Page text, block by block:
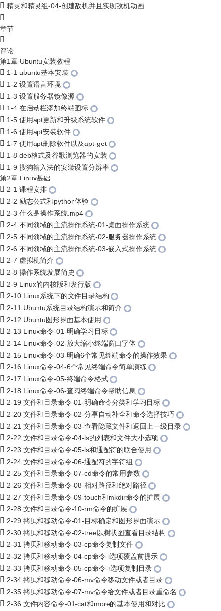
精灵和精灵组-04-创建敌机并且实现敌机动画
章节
评论
第1章 Ubuntu安装教程
1-1 ubuntu基本安装
1-2 设置语言环境
1-3 设置服务器镜像源
1-4 在启动栏添加终端图标
1-5 使用apt更新和升级系统软件
1-6 使用apt安装软件
1-7 使用apt删除软件以及apt-get
1-8 deb格式及谷歌浏览器的安装
1-9 搜狗输入法的安装设置分辨率
第2章 Linux基础
2-1 课程安排
2-2 励志公式和python体验
2-3 什么是操作系统.mp4
2-4 不同领域的主流操作系统-01-桌面操作系统
2-5 不同领域的主流操作系统-02-服务器操作系统
2-6 不同领域的主流操作系统-03-嵌入式操作系统
2-7 虚拟机简介
2-8 操作系统发展简史
2-9 Linux的内核版和发行版
2-10 Linux系统下的文件目录结构
2-11 Ubuntu系统目录结构演示和简介
2-12 Ubuntu图形界面基本使用
2-13 Linux命令-01-明确学习目标
2-14 Linux命令-02-放大缩小终端窗口字体
2-15 Linux命令-03-明确6个常见终端命令的操作效果
2-16 Linux命令-04-6个常见终端命令简单演练
2-17 Linux命令-05-终端命令格式
2-18 Linux命令-06-查阅终端命令帮助信息
2-19 文件和目录命令-01-明确命令分类和学习目标
2-20 文件和目录命令-02-分享自动补全和命令选择技巧
2-21 文件和目录命令-03-查看隐藏文件和返回上一级目录
2-22 文件和目录命令-04-ls的列表和文件大小选项
2-23 文件和目录命令-05-ls和通配符的联合使用
2-24 文件和目录命令-06-通配符的字符组
2-25 文件和目录命令-07-cd命令的常用参数
2-26 文件和目录命令-08-相对路径和绝对路径
2-27 文件和目录命令-09-touch和mkdir命令的扩展
2-28 文件和目录命令-10-rm命令的扩展
2-29 拷贝和移动命令-01-目标确定和图形界面演示
2-30 拷贝和移动命令-02-tree以树状图查看目录结构
2-31 拷贝和移动命令-03-cp命令复制文件
2-32 拷贝和移动命令-04-cp命令-i选项覆盖前提示
2-33 拷贝和移动命令-05-cp命令-r选项复制目录
2-34 拷贝和移动命令-06-mv命令移动文件或者目录
2-35 拷贝和移动命令-07-mv命令给文件或者目录重命名
2-36 文件内容命令-01-cat和more的基本使用和对比